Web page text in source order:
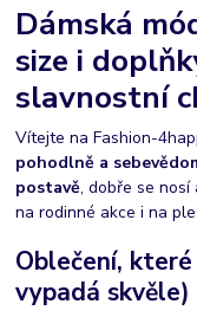
Dámská
size i
slavnostní
Vítejte na Fashion-
pohodlně a
postavě, dobře se nosí
na rodinné akce i na
Oblečení,
vypadá skvěle)